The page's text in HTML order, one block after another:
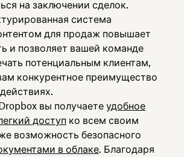
на заключении сделок.
система
для продаж повышает
и позволяет вашей команде
потенциальным клиентам,
конкурентное преимущество
вы получаете удобное
доступ ко всем своим
возможность безопасного
в облаке. Благодаря